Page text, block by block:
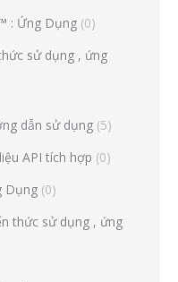
: Ứng Dụng (0)
sử dụng , ứng
dẫn sử dụng (5)
API tích hợp (0)
Dụng (0)
thức sử dụng , ứng